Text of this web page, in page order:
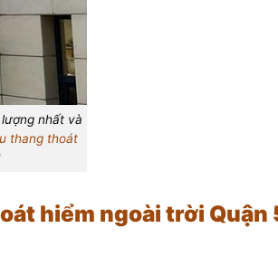
nhất và
thang thoát
hiểm ngoài trời Quận